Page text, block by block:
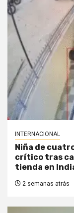
INTERNACIONAL
Niña de
crítico tras
tienda en
2 semanas atrás